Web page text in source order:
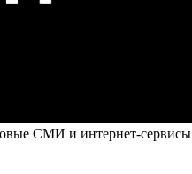
СМИ и интернет-сервисы